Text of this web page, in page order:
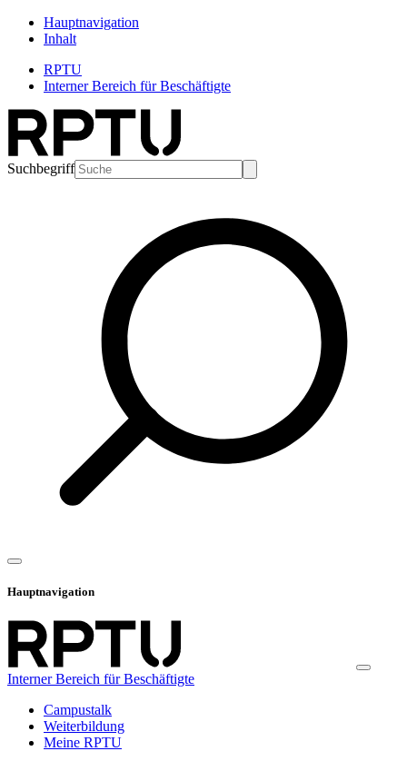
Hauptnavigation
Inhalt
RPTU
Interner Bereich für Beschäftigte
Suchbegriff
Hauptnavigation
Interner Bereich für Beschäftigte
Campustalk
Weiterbildung
Meine RPTU